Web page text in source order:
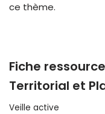
ce thème.
Fiche
Territorial et
Veille active